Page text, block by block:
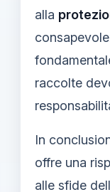
alla
raccolte
In
offre una
alle sfide